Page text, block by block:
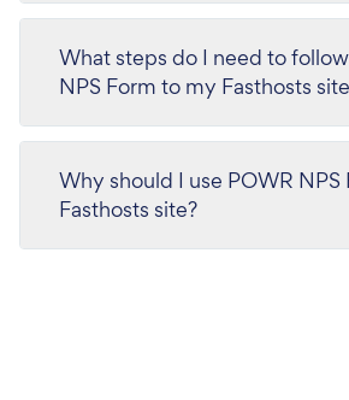
What steps do I need to
NPS Form to my Fasthosts
Why should I use POWR NPS
Fasthosts site?